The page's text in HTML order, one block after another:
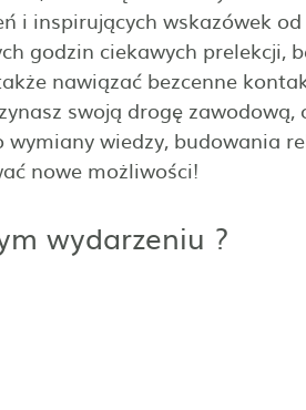
i inspirujących wskazówek
godzin ciekawych prelekcji,
nawiązać bezcenne
swoją drogę zawodową,
wiedzy, budowania
nowe możliwości!
wydarzeniu ?